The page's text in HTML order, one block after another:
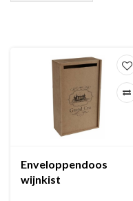
Enveloppendoos
wijnkist